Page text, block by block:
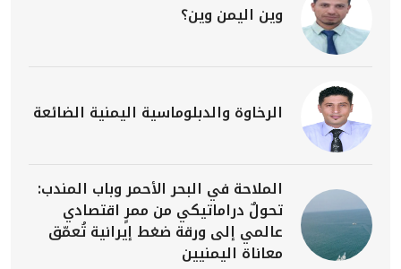
وين اليمن وين؟
الرخاوة والدبلوماسية اليمنية الضائعة
الملاحة في البحر الأحمر وباب المندب:
تحولٌ دراماتيكي من ممرٍ اقتصادي
عالمي إلى ورقة ضغط إيرانية تُعمّق
معاناة اليمنيين